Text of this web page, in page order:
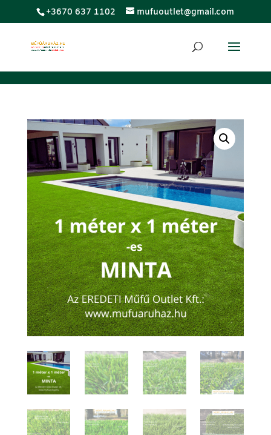
+3670 637 1102 mufuoutlet@gmail.com